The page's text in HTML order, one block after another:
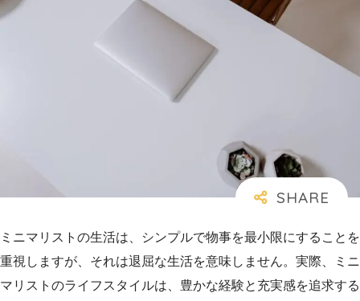
ミニマリストの生活は、シンプルで物事を最小限にすることを
重視しますが、それは退屈な生活を意味しません。実際、ミニ
マリストのライフスタイルは、豊かな経験と充実感を追求する